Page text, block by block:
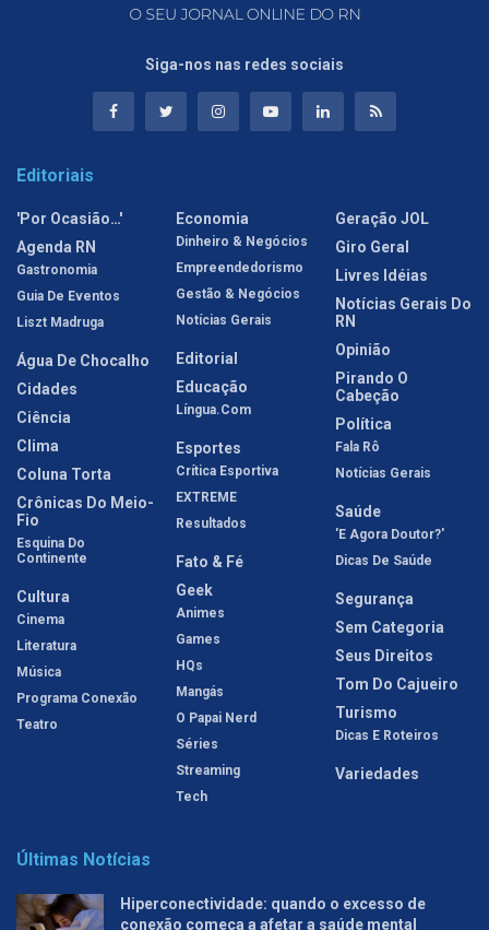
Siga-nos nas redes sociais
Editoriais
'Por Ocasião…'
Agenda RN
Gastronomia
Guia De Eventos
Liszt Madruga
Água De Chocalho
Cidades
Ciência
Clima
Coluna Torta
Crônicas Do Meio-
Fio
Esquina Do
Continente
Cultura
Cinema
Literatura
Música
Programa Conexão
Teatro
Economia
Dinheiro & Negócios
Empreendedorismo
Gestão & Negócios
Notícias Gerais
Editorial
Educação
Língua.com
Esportes
Crítica Esportiva
EXTREME
Resultados
Fato & Fé
Geek
Animes
Games
HQs
Mangás
O Papai Nerd
Séries
Streaming
Tech
Geração JOL
Giro Geral
Livres Idéias
Notícias Gerais Do
RN
Opinião
Pirando O
Cabeção
Política
Fala Rô
Notícias Gerais
Saúde
'E Agora Doutor?'
Dicas De Saúde
Segurança
Sem Categoria
Seus Direitos
Tom Do Cajueiro
Turismo
Dicas E Roteiros
Variedades
Últimas Notícias
Hiperconectividade: quando o excesso de
conexão começa a afetar a saúde mental